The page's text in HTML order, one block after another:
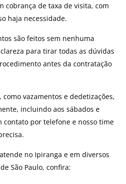
cobrança de taxa de visita, com
haja necessidade.
são feitos sem nenhuma
para tirar todas as dúvidas
antes da contratação
vazamentos e dedetizações,
incluindo aos sábados e
contato por telefone e nosso time
no Ipiranga e em diversos
São Paulo, confira: